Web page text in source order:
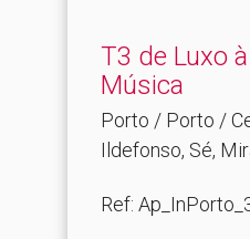
T3 de Luxo à Casa da
Música
Porto / Porto /
Ildefonso, Sé,
Ref: